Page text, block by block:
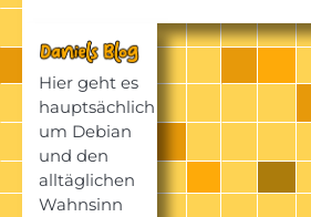
Hier geht es
hauptsächlich
um Debian
und den
alltäglichen
Wahnsinn